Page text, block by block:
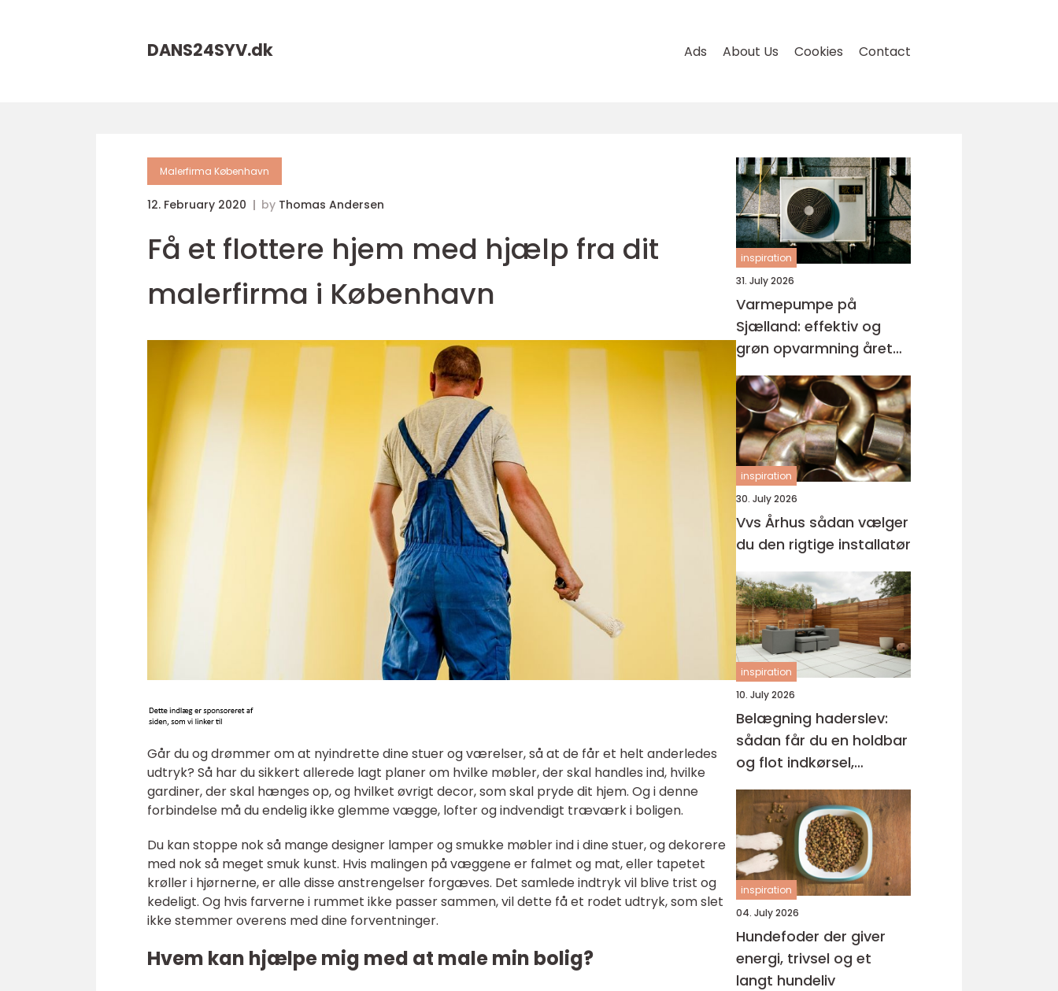
DANS24SYV.dk Ads About Us Cookies Contact
Malerfirma København
12. February 2020 by Thomas Andersen
Få et flottere hjem med hjælp fra dit
malerfirma i København
Går du og drømmer om at nyindrette dine stuer og værelser, så at de får et helt anderledes
udtryk? Så har du sikkert allerede lagt planer om hvilke møbler, der skal handles ind, hvilke
gardiner, der skal hænges op, og hvilket øvrigt decor, som skal pryde dit hjem. Og i denne
forbindelse må du endelig ikke glemme vægge, lofter og indvendigt træværk i boligen.
Du kan stoppe nok så mange designer lamper og smukke møbler ind i dine stuer, og dekorere
med nok så meget smuk kunst. Hvis malingen på væggene er falmet og mat, eller tapetet
krøller i hjørnerne, er alle disse anstrengelser forgæves. Det samlede indtryk vil blive trist og
kedeligt. Og hvis farverne i rummet ikke passer sammen, vil dette få et rodet udtryk, som slet
ikke stemmer overens med dine forventninger.
Hvem kan hjælpe mig med at male min bolig?
inspiration
31. July 2026
Varmepumpe på
Sjælland: effektiv og
grøn opvarmning året
rundt
inspiration
30. July 2026
Vvs Århus sådan vælger
du den rigtige installatør
inspiration
10. July 2026
Belægning haderslev:
sådan får du en holdbar
og flot indkørsel,
terrasse og gårdsplads
inspiration
04. July 2026
Hundefoder der giver
energi, trivsel og et
langt hundeliv